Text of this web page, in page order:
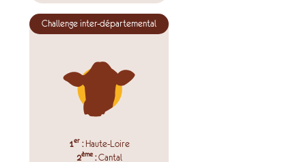
Challenge inter-départemental
1er : Haute-Loire
2ème:Cantal